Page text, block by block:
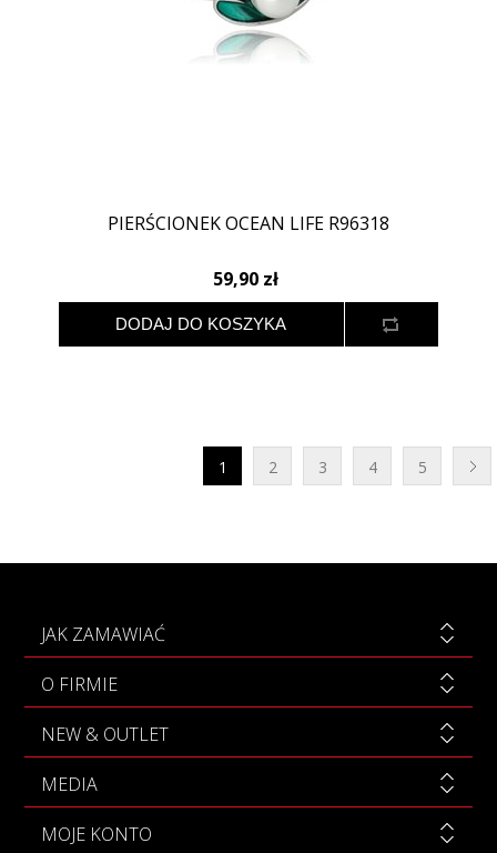
PIERŚCIONEK OCEAN LIFE R96318
59,90 zł
1 2 3 4 5
JAK ZAMAWIAĆ
O FIRMIE
NEW & OUTLET
MEDIA
MOJE KONTO